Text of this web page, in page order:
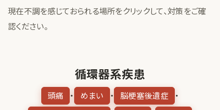
現在不調を感じておられる場所をクリックして、対策をご確
認ください。
循環器系疾患
頭痛 ・ めまい ・ 脳梗塞後遺症
・